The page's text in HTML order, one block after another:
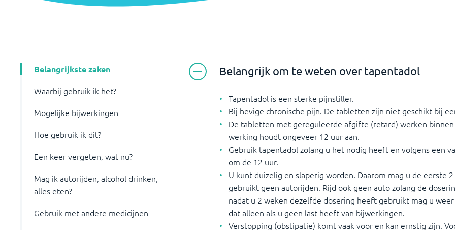
Belangrijkste zaken
Waarbij gebruik ik het?
Mogelijke bijwerkingen
Hoe gebruik ik dit?
Een keer vergeten, wat nu?
Mag ik autorijden, alcohol drinken,
alles eten?
Gebruik met andere medicijnen
Belangrijk om te weten over tapentadol
Tapentadol is een sterke pijnstiller.
Bij hevige chronische pijn. De tabletten zijn niet geschikt bij
De tabletten met gereguleerde afgifte (retard) werken binnen
werking houdt ongeveer 12 uur aan.
Gebruik tapentadol zolang u het nodig heeft en volgens een
om de 12 uur.
U kunt duizelig en slaperig worden. Daarom mag u de eerste
gebruikt geen autorijden. Rijd ook geen auto zolang de
nadat u 2 weken dezelfde dosering heeft gebruikt mag u
dat alleen als u geen last heeft van bijwerkingen.
Verstopping (obstipatie) komt vaak voor en kan ernstig zijn.